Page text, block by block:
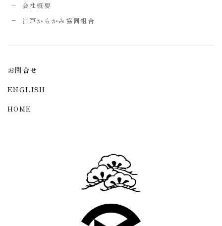
会社概要
江戸からかみ協同組合
お問合せ
ENGLISH
HOME